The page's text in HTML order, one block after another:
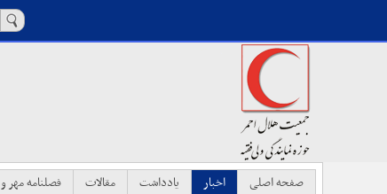
صفحه اصلی اخبار یادداشت مقالات فصلنامه مهر